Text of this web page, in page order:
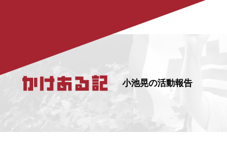
小池晃の活動報告